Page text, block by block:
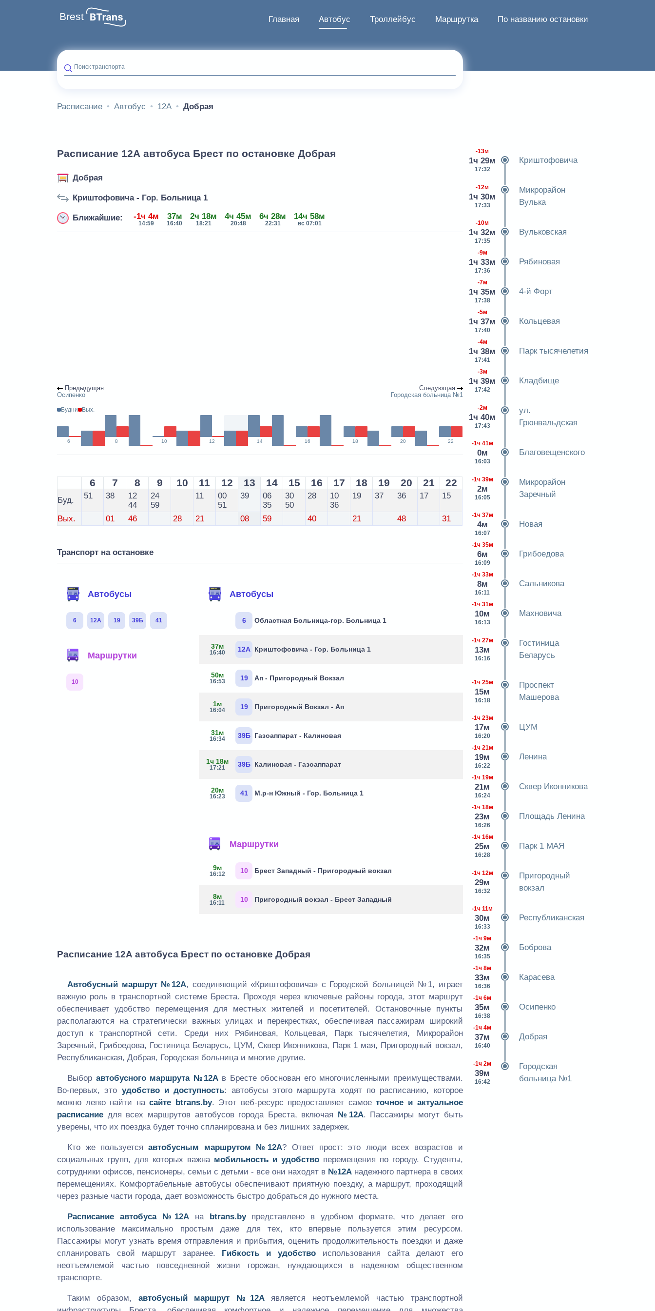
Brest Главная Автобус Троллейбус Маршрутка По названию остановки
Поиск транспорта
Расписание Автобус 12А Добрая
Расписание 12А автобуса Брест по остановке Добрая
Добрая
Криштофовича - Гор. Больница 1
Ближайшие: -1ч 4м
14:59
37м
16:40
2ч 18м
18:21
4ч 45м
20:48
6ч 28м
22:31
14ч 58м
вс 07:01
Предыдущая
Осипенко
Следующая
Городская больница №1
Будни Вых.
6 8 10 12 14 16 18 20 22
6 7 8 9 10 11 12 13 14 15 16 17 18 19 20 21 22
Буд. 51 38
12
44
24
59
11
00
51
39
06
35
30
50
28
10
36
19 37 36 17 15
Вых. 01 46 28 21 08 59 40 21 48 31
Транспорт на остановке
Автобусы
6 12А 19 39Б 41
Маршрутки
10
Автобусы
6 Областная Больница-гор. Больница 1
37м
16:40 12А Криштофовича - Гор. Больница 1
50м
16:53 19 Ап - Пригородный Вокзал
1м
16:04 19 Пригородный Вокзал - Ап
31м
16:34 39Б Газоаппарат - Калиновая
1ч 18м
17:21 39Б Калиновая - Газоаппарат
20м
16:23 41 М.р-н Южный - Гор. Больница 1
Маршрутки
9м
16:12 10 Брест Западный - Пригородный вокзал
8м
16:11 10 Пригородный вокзал - Брест Западный
Расписание 12А автобуса Брест по остановке Добрая
Автобусный маршрут №12А, соединяющий «Криштофовича» с Городской больницей №1, играет
важную роль в транспортной системе Бреста. Проходя через ключевые районы города, этот маршрут
обеспечивает удобство перемещения для местных жителей и посетителей. Остановочные пункты
располагаются на стратегически важных улицах и перекрестках, обеспечивая пассажирам широкий
доступ к транспортной сети. Среди них Рябиновая, Кольцевая, Парк тысячелетия, Микрорайон
Заречный, Грибоедова, Гостиница Беларусь, ЦУМ, Сквер Иконникова, Парк 1 мая, Пригородный вокзал,
Республиканская, Добрая, Городская больница и многие другие.
Выбор автобусного маршрута №12Ав Бресте обоснован его многочисленными преимуществами.
Во-первых, это удобство и доступность: автобусы этого маршрута ходят по расписанию, которое
можно легко найти насайте btrans.by. Этот веб-ресурс предоставляет самоеточное и актуальное
расписание для всех маршрутов автобусов города Бреста, включая №12А. Пассажиры могут быть
уверены, что их поездка будет точно спланирована и без лишних задержек.
Кто же пользуетсяавтобусным маршрутом №12А? Ответ прост: это люди всех возрастов и
социальных групп, для которых важна мобильность и удобство перемещения по городу. Студенты,
сотрудники офисов, пенсионеры, семьи с детьми - все они находят в №12А надежного партнера в своих
перемещениях. Комфортабельные автобусы обеспечивают приятную поездку, а маршрут, проходящий
через разные части города, дает возможность быстро добраться до нужного места.
Расписание автобуса №12А на btrans.byпредставлено в удобном формате, что делает его
использование максимально простым даже для тех, кто впервые пользуется этим ресурсом.
Пассажиры могут узнать время отправления и прибытия, оценить продолжительность поездки и даже
спланировать свой маршрут заранее.
Гибкость и удобство использования сайта делают его
неотъемлемой частью повседневной жизни горожан, нуждающихся в надежном общественном
транспорте.
Таким образом, автобусный маршрут №12Аявляется неотъемлемой частью транспортной
-13м
1ч 29м
17:32
Криштофовича
-12м
1ч 30м
17:33
Микрорайон
Вулька
-10м
1ч 32м
17:35
Вульковская
-9м
1ч 33м
17:36
Рябиновая
-7м
1ч 35м
17:38
4-й Форт
-5м
1ч 37м
17:40
Кольцевая
-4м
1ч 38м
17:41
Парк тысячелетия
-3м
1ч 39м
17:42
Кладбище
-2м
1ч 40м
17:43
ул.
Грюнвальдская
-1ч 41м
0м
16:03
Благовещенского
-1ч 39м
2м
16:05
Микрорайон
Заречный
-1ч 37м
4м
16:07
Новая
-1ч 35м
6м
16:09
Грибоедова
-1ч 33м
8м
16:11
Сальникова
-1ч 31м
10м
16:13
Махновича
-1ч 27м
13м
16:16
Гостиница
Беларусь
-1ч 25м
15м
16:18
Проспект
Машерова
-1ч 23м
17м
16:20
ЦУМ
-1ч 21м
19м
16:22
Ленина
-1ч 19м
21м
16:24
Сквер Иконникова
-1ч 18м
23м
16:26
Площадь Ленина
-1ч 16м
25м
16:28
Парк 1 МАЯ
-1ч 12м
29м
16:32
Пригородный
вокзал
-1ч 11м
30м
16:33
Республиканская
-1ч 9м
32м
16:35
Боброва
-1ч 8м
33м
16:36
Карасева
-1ч 6м
35м
16:38
Осипенко
-1ч 4м
37м
16:40
Добрая
-1ч 2м
39м
16:42
Городская
больница №1